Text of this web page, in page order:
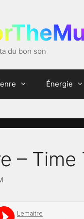
du bon son
Énergie
– Time